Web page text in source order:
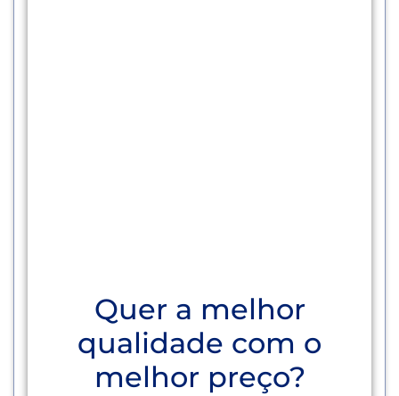
Quer a melhor
qualidade com o
melhor preço?